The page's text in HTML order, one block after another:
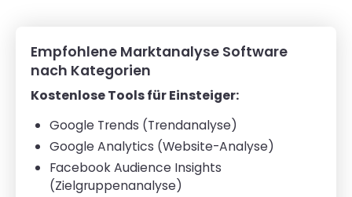
Empfohlene Marktanalyse Software
nach Kategorien
Kostenlose Tools für Einsteiger:
Google Trends (Trendanalyse)
Google Analytics (Website-Analyse)
Facebook Audience Insights
(Zielgruppenanalyse)